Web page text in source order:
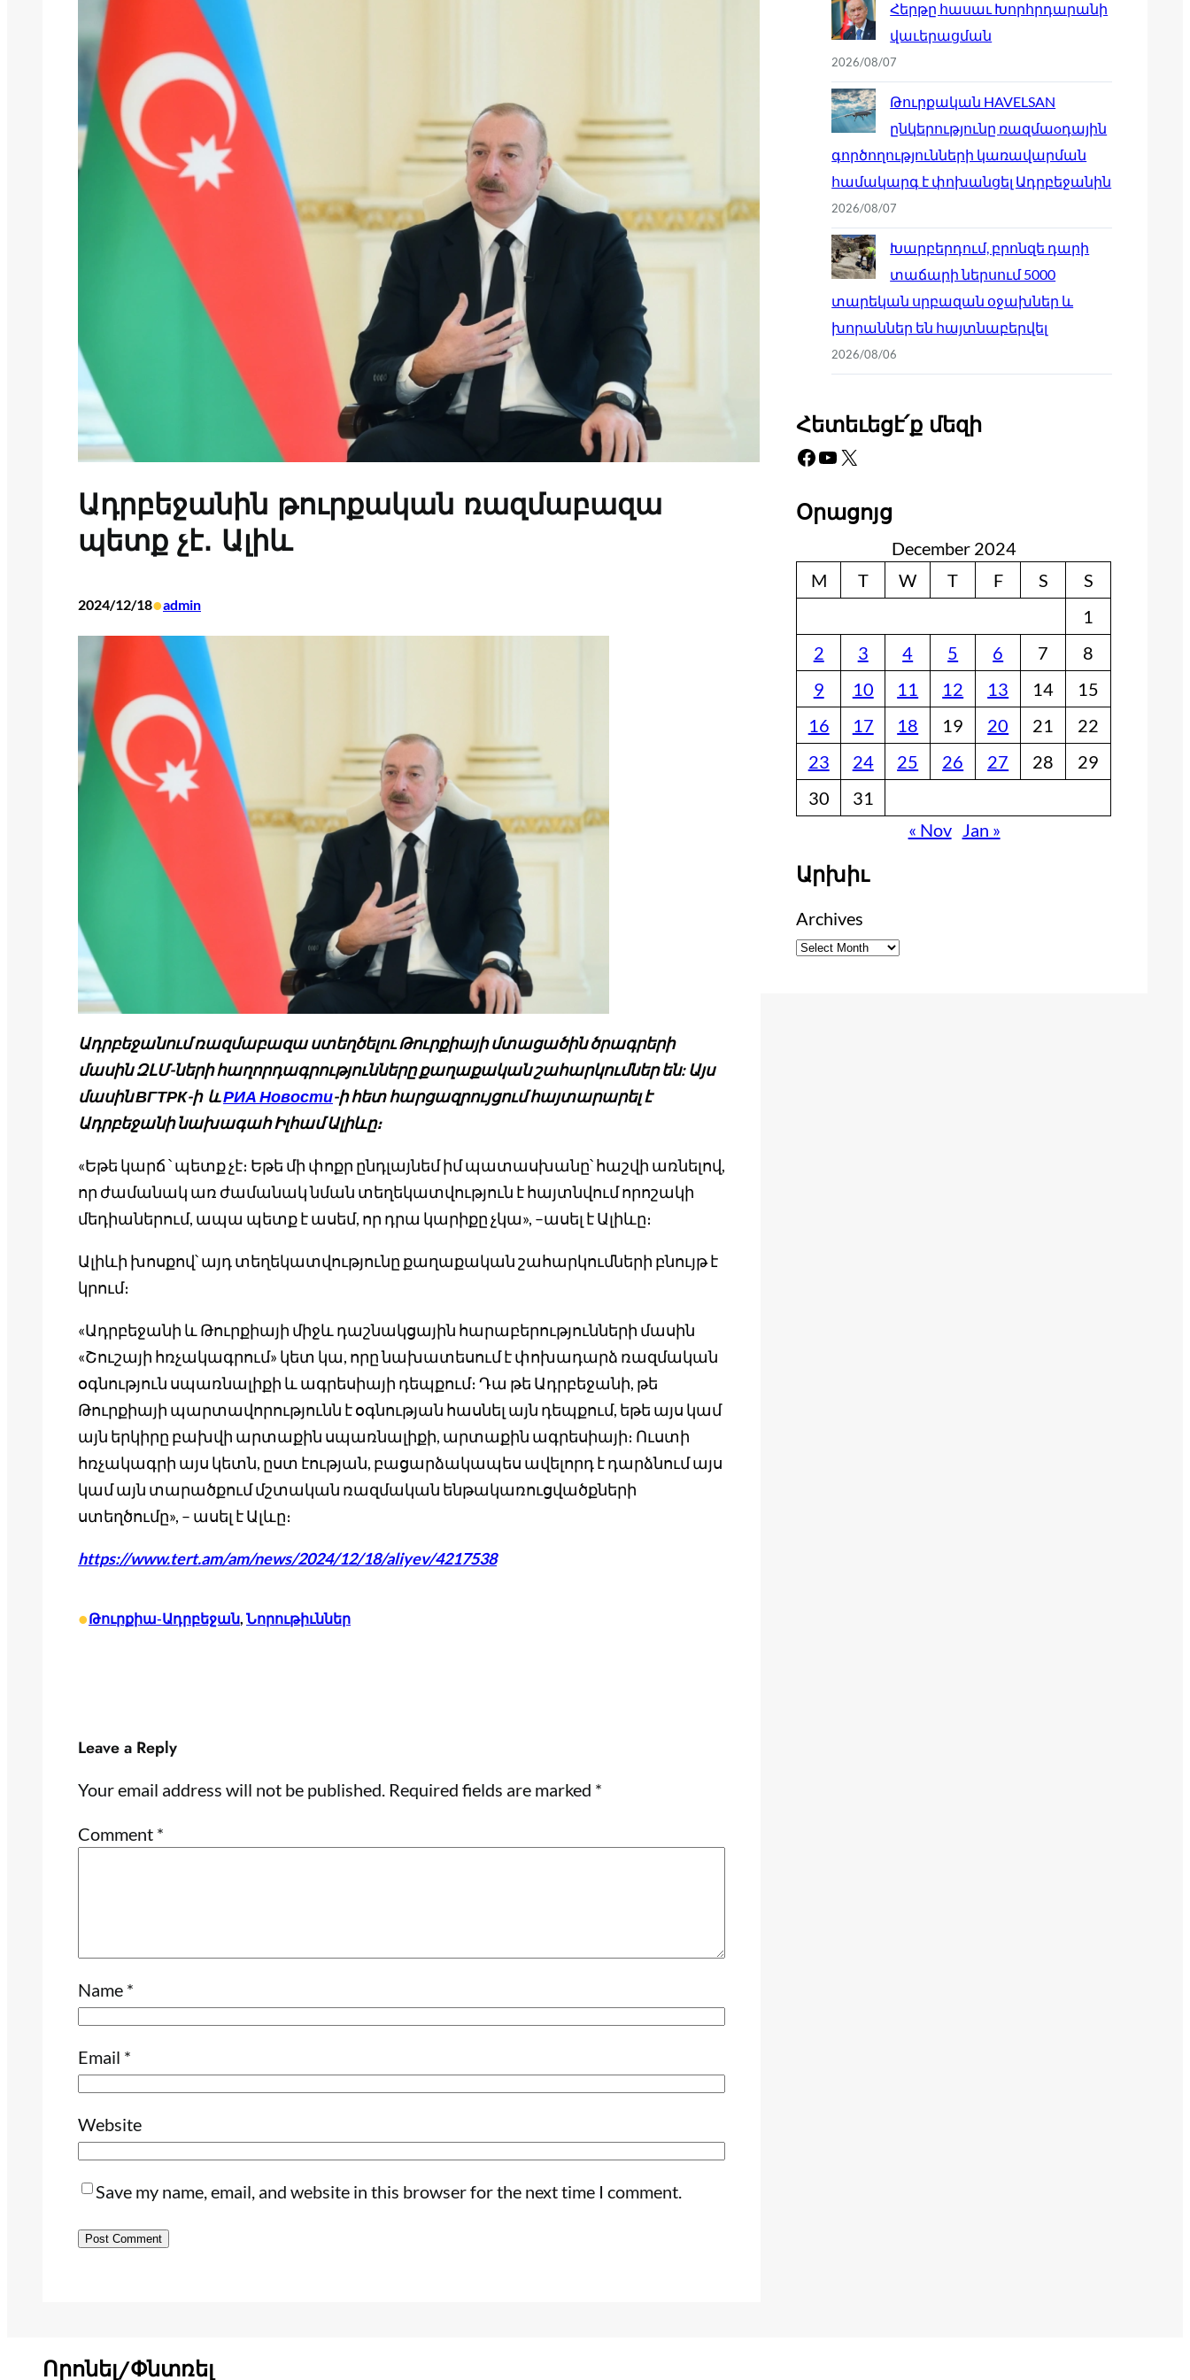
Ադրբեջանին թուրքական ռազմաբազա
պետք չէ․ Ալիև
2024/12/18•admin
Ադրբեջանում ռազմաբազա ստեղծելու Թուրքիայի մտացածին ծրագրերի
մասին ԶԼՄ-ների հաղորդագրությունները քաղաքական շահարկումներ են: Այս
մասին ВГТРК-ի ևРИА Новости-ի հետ հարցազրույցում հայտարարել է
Ադրբեջանի նախագահ Իլհամ Ալիևը։
«Եթե կարճ ՝ պետք չէ։ Եթե մի փոքր ընդլայնեմ իմ պատասխանը՝ հաշվի առնելով,
որ ժամանակ առ ժամանակ նման տեղեկատվություն է հայտնվում որոշակի
մեդիաներում, ապա պետք է ասեմ, որ դրա կարիքը չկա», –ասել է Ալիևը։
Ալիևի խոսքով՝ այդ տեղեկատվությունը քաղաքական շահարկումների բնույթ է
կրում։
«Ադրբեջանի և Թուրքիայի միջև դաշնակցային հարաբերությունների մասին
«Շուշայի հռչակագրում» կետ կա, որը նախատեսում է փոխադարձ ռազմական
օգնություն սպառնալիքի և ագրեսիայի դեպքում։ Դա թե Ադրբեջանի, թե
Թուրքիայի պարտավորությունն է օգնության հասնել այն դեպքում, եթե այս կամ
այն երկիրը բախվի արտաքին սպառնալիքի, արտաքին ագրեսիայի։ Ուստի
հռչակագրի այս կետն, ըստ էության, բացարձակապես ավելորդ է դարձնում այս
կամ այն տարածքում մշտական ռազմական ենթակառուցվածքների
ստեղծումը», – ասել է Ալևը։
https://www.tert.am/am/news/2024/12/18/aliyev/4217538
•Թուրքիա-Ադրբեջան, Նորութիւններ
Leave a Reply
Your email address will not be published. Required fields are marked *
Comment *
Name *
Email *
Website
Save my name, email, and website in this browser for the next time I comment.
Հերթը հասաւ Խորհրդարանի
վաւերացման
2026/08/07
Թուրքական HAVELSAN
ընկերությունը ռազմաoդային
գործողությունների կառավարման
համակարգ է փոխանցել Ադրբեջանին
2026/08/07
Խարբերդում, բրոնզե դարի
տաճարի ներսում 5000
տարեկան սրբազան օջախներ և
խորաններ են հայտնաբերվել
2026/08/06
Հետեւեցէ՛ք մեզի
Facebook YouTube X
Օրացոյց
December 2024
M
T W T F S
S
1
2
3 4 5 6 7
8
9
10 11 12 13 14
15
16
17 18 19 20 21
22
23
24 25 26 27 28
29
30
31
« Nov
Jan »
Արխիւ
Archives
Որոնել/Փնտռել